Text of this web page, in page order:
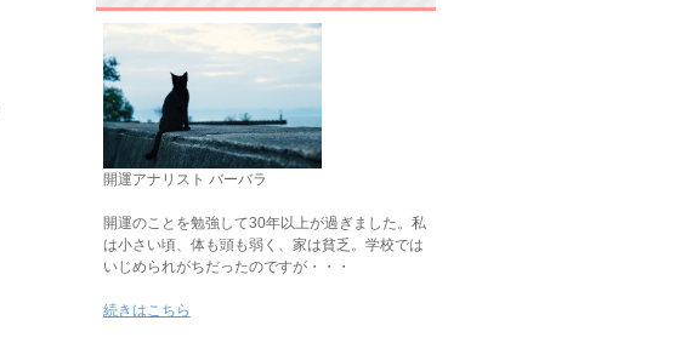
開運アナリスト バーバラ
開運のことを勉強して30年以上が過ぎました。私
は小さい頃、体も頭も弱く、家は貧乏。学校では
いじめられがちだったのですが・・・
続きはこちら